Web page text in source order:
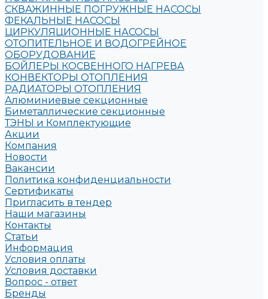
СКВАЖИННЫЕ ПОГРУЖНЫЕ НАСОСЫ
ФЕКАЛЬНЫЕ НАСОСЫ
ЦИРКУЛЯЦИОННЫЕ НАСОСЫ
ОТОПИТЕЛЬНОЕ И ВОДОГРЕЙНОЕ
ОБОРУДОВАНИЕ
БОЙЛЕРЫ КОСВЕННОГО НАГРЕВА
КОНВЕКТОРЫ ОТОПЛЕНИЯ
РАДИАТОРЫ ОТОПЛЕНИЯ
Алюминиевые секционные
Биметаллические секционные
ТЭНЫ и Комплектующие
Акции
Компания
Новости
Вакансии
Политика конфиденциальности
Сертификаты
Пригласить в тендер
Наши магазины
Контакты
Статьи
Информация
Условия оплаты
Условия доставки
Вопрос - ответ
Бренды